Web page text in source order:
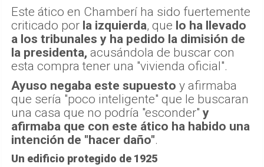
Este ático en Chamberí ha sido fuertemente
criticado por la izquierda, que lo ha llevado
a los tribunales y ha pedido la dimisión de
la presidenta, acusándola de buscar con
esta compra tener una "vivienda oficial".
Ayuso negaba este supuesto y afirmaba
que sería "poco inteligente" que le buscaran
una casa que no podría "esconder" y
afirmaba que con este ático ha habido una
intención de "hacer daño".
Un edificio protegido de 1925